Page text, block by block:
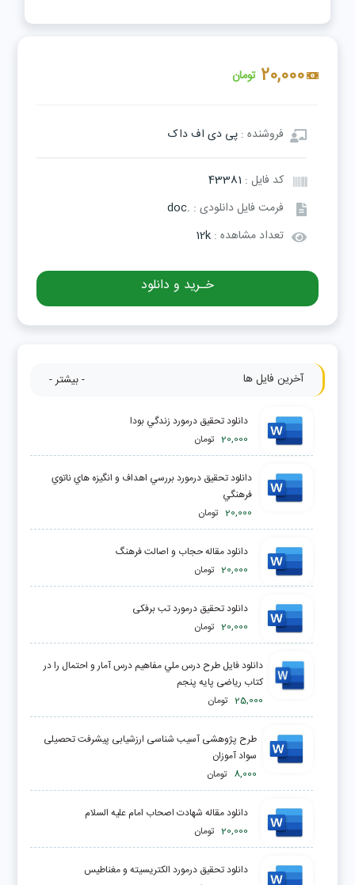
20,000 تومان
فروشنده :پی دی اف داک
کد فایل : 43381
فرمت فایل دانلودی : .doc
تعداد مشاهده :12k
خـرید و دانلود
آخرین فایل ها - بیشتر -
دانلود تحقیق درمورد زندگي بودا
20,000 تومان
دانلود تحقیق درمورد بررسي اهداف و انگيزه هاي ناتوي
فرهنگي
20,000 تومان
دانلود مقاله حجاب و اصالت فرهنگ
20,000 تومان
دانلود تحقیق درمورد تب برفکی
20,000 تومان
دانلود فايل طرح درس ملي مفاهیم درس آمار و احتمال را در
کتاب ریاضی پایه پنجم
25,000 تومان
طرح پژوهشی آسیب شناسی ارزشیابی پیشرفت تحصیلی
سواد آموزان
8,000 تومان
دانلود مقاله شهادت اصحاب امام علیه السلام
20,000 تومان
دانلود تحقیق درمورد الکتریسیته و مغناطیس